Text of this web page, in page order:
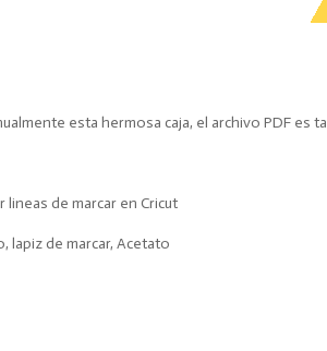
esta hermosa caja, el archivo PDF es
de marcar en Cricut
lapiz de marcar, Acetato